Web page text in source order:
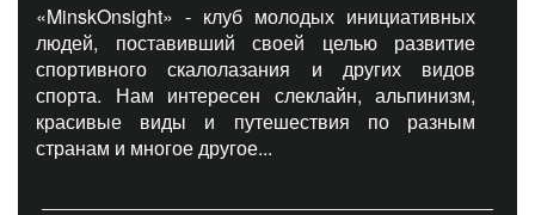
«MinskOnsight» - клуб молодых инициативных
людей, поставивший своей целью развитие
спортивного скалолазания и других видов
спорта. Нам интересен слеклайн, альпинизм,
красивые виды и путешествия по разным
странам и многое другое...